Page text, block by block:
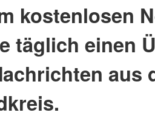
kostenlosen
täglich einen
aus